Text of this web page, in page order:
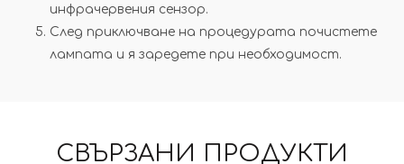
инфрачервения сензор.
След приключване на процедурата почистете
лампата и я заредете при необходимост.
СВЪРЗАНИ ПРОДУКТИ